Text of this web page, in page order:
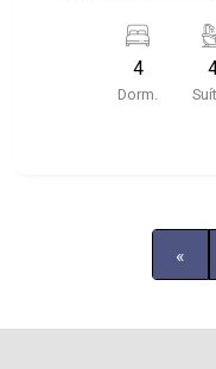
03 salas, sala de
piso porcelanato,
escola,
4
Dorm.
«